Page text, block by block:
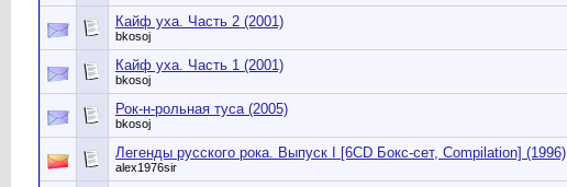
Кайф уха. Часть 2 (2001)
bkosoj
Кайф уха. Часть 1 (2001)
bkosoj
Рок-н-рольная туса (2005)
bkosoj
Легенды русского рока. Выпуск I [6CD Бокс-сет, Compilation] (1996)
alex1976sir